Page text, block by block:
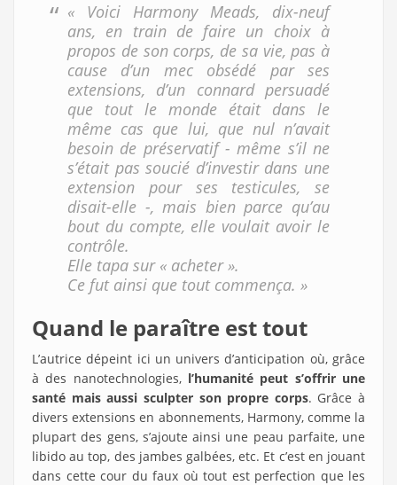
« Voici Harmony Meads, dix-neuf
ans, en train de faire un choix à
propos de son corps, de sa vie, pas à
cause d’un mec obsédé par ses
extensions, d’un connard persuadé
que tout le monde était dans le
même cas que lui, que nul n’avait
besoin de préservatif - même s’il ne
s’était pas soucié d’investir dans une
extension pour ses testicules, se
disait-elle -, mais bien parce qu’au
bout du compte, elle voulait avoir le
contrôle.
Elle tapa sur « acheter ».
Ce fut ainsi que tout commença. »
Quand le paraître est tout
L’autrice dépeint ici un univers d’anticipation où, grâce
à des nanotechnologies, l’humanité peut s’offrir une
santé mais aussi sculpter son propre corps. Grâce à
divers extensions en abonnements, Harmony, comme la
plupart des gens, s’ajoute ainsi une peau parfaite, une
libido au top, des jambes galbées, etc. Et c’est en jouant
dans cette cour du faux où tout est perfection que les